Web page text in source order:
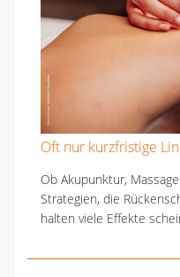
Oft nur kurzfristige
Ob Akupunktur,
Strategien, die
halten viele Effekte